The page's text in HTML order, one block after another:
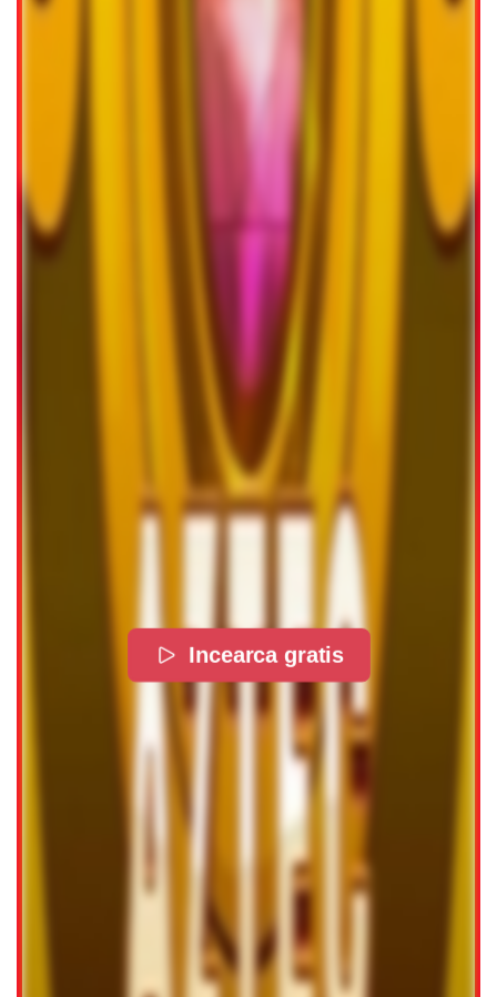
Incearca gratis